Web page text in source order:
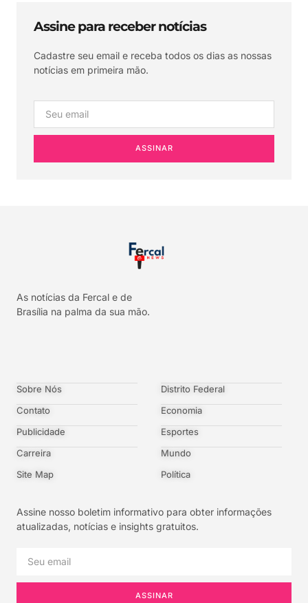
Assine para receber notícias
Cadastre seu email e receba todos os dias as nossas
notícias em primeira mão.
ASSINAR
As notícias da Fercal e de
Brasília na palma da sua mão.
Sobre Nós
Contato
Publicidade
Carreira
Site Map
Distrito Federal
Economia
Esportes
Mundo
Política
Assine nosso boletim informativo para obter informações
atualizadas, notícias e insights gratuitos.
ASSINAR